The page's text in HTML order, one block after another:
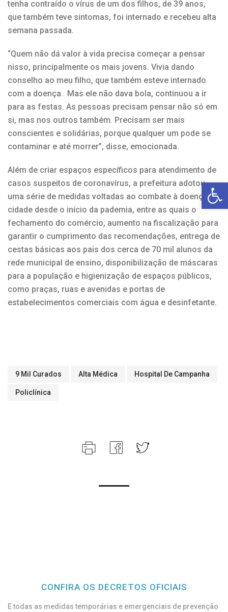
tenha contraído o vírus de um dos filhos, de 39 anos,
que também teve sintomas, foi internado e recebeu alta
semana passada.
“Quem não dá valor à vida precisa começar a pensar
nisso, principalmente os mais jovens. Vivia dando
conselho ao meu filho, que também esteve internado
com a doença. Mas ele não dava bola, continuou a ir
para as festas. As pessoas precisam pensar não só em
si, mas nos outros também. Precisam ser mais
conscientes e solidárias, porque qualquer um pode se
contaminar e até morrer”, disse, emocionada.
Além de criar espaços específicos para atendimento de
casos suspeitos de coronavírus, a prefeitura adotou
uma série de medidas voltadas ao combate à doença na
cidade desde o início da pademia, entre as quais o
fechamento do comércio, aumento na fiscalização para
garantir o cumprimento das recomendações, entrega de
cestas básicas aos pais dos cerca de 70 mil alunos da
rede municipal de ensino, disponibilização de máscaras
para a população e higienização de espaços públicos,
como praças, ruas e avenidas e portas de
estabelecimentos comerciais com água e desinfetante.
9 Mil Curados Alta Médica Hospital De Campanha
Policlínica
CONFIRA OS DECRETOS OFICIAIS
E todas as medidas temporárias e emergenciais de prevenção
Open toolbar